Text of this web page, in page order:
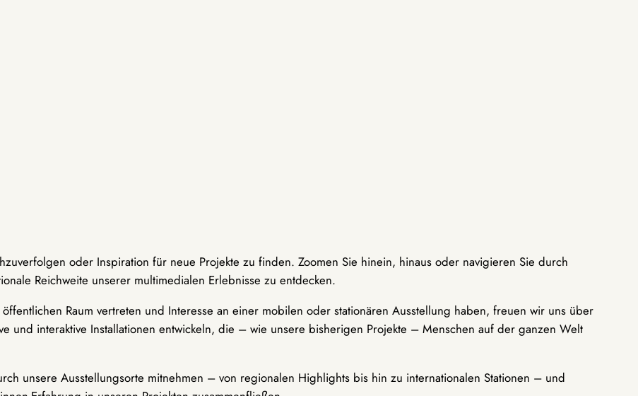
oder Inspiration für neue Projekte zu finden. Zoomen Sie hinein, hinaus oder navigieren Sie durch
Reichweite unserer multimedialen Erlebnisse zu entdecken.
Raum vertreten und Interesse an einer mobilen oder stationären Ausstellung haben, freuen wir uns über
und interaktive Installationen entwickeln, die – wie unsere bisherigen Projekte – Menschen auf der ganzen Welt
unsere Ausstellungsorte mitnehmen – von regionalen Highlights bis hin zu internationalen Stationen – und